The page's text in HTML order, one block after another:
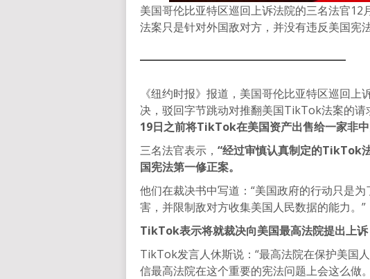
美国哥伦比亚特区巡回上诉法院的三名法官
法案只是针对外国敌对方，并没有违反美国宪
《纽约时报》报道，美国哥伦比亚特区巡回
决，驳回字节跳动对推翻美国TikTok法案的请
19日之前将TikTok在美国资产出售给一家非
三名法官表示， “经过审慎认真制定的TikTok
国宪法第一修正案。
他们在裁决书中写道：“美国政府的行动只是
害，并限制敌对方收集美国人民数据的能力。”
TikTok表示将就裁决向美国最高法院提出上诉
TikTok发言人休斯说：“最高法院在保护美国
信最高法院在这个重要的宪法问题上会这么做